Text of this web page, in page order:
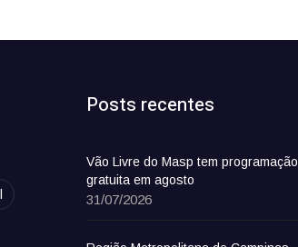
Posts recentes
Vão Livre do Masp tem programação
gratuita em agosto
31/07/2026